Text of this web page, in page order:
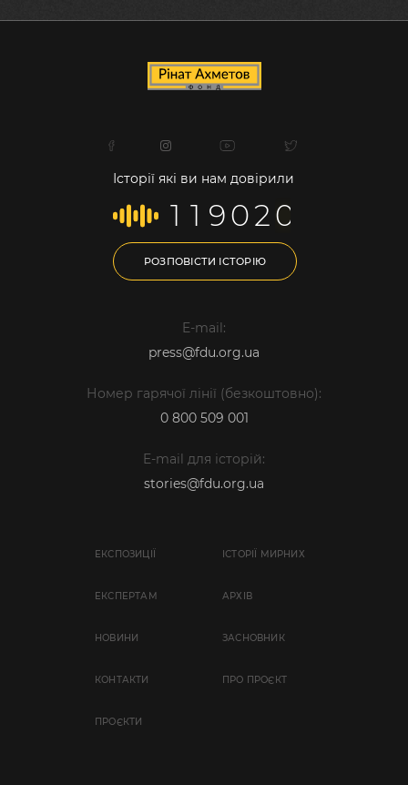
Історії які ви нам довірили
1 1 9020
РОЗПОВІСТИ ІСТОРІЮ
E-mail:
press@fdu.org.ua
Номер гарячої лінії (безкоштовно):
0 800 509 001
E-mail для історій:
stories@fdu.org.ua
ЕКСПОЗИЦІЇ ІСТОРІЇ МИРНИХ
EКСПЕРТАМ АРХІВ
НОВИНИ ЗАСНОВНИК
КОНТАКТИ ПРО ПРОЄКТ
ПРОЄКТИ